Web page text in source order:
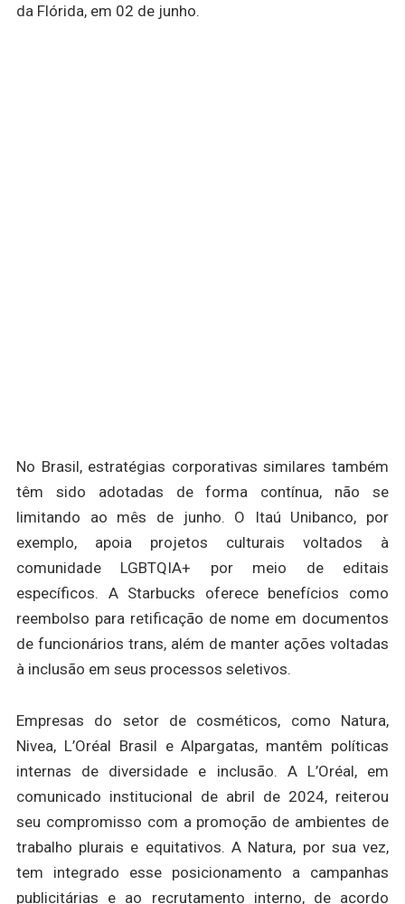
da Flórida, em 02 de junho.
No Brasil, estratégias corporativas similares também
têm sido adotadas de forma contínua, não se
limitando ao mês de junho. O Itaú Unibanco, por
exemplo, apoia projetos culturais voltados à
comunidade LGBTQIA+ por meio de editais
específicos. A Starbucks oferece benefícios como
reembolso para retificação de nome em documentos
de funcionários trans, além de manter ações voltadas
à inclusão em seus processos seletivos.
Empresas do setor de cosméticos, como Natura,
Nivea, L’Oréal Brasil e Alpargatas, mantêm políticas
internas de diversidade e inclusão. A L’Oréal, em
comunicado institucional de abril de 2024, reiterou
seu compromisso com a promoção de ambientes de
trabalho plurais e equitativos. A Natura, por sua vez,
tem integrado esse posicionamento a campanhas
publicitárias e ao recrutamento interno, de acordo